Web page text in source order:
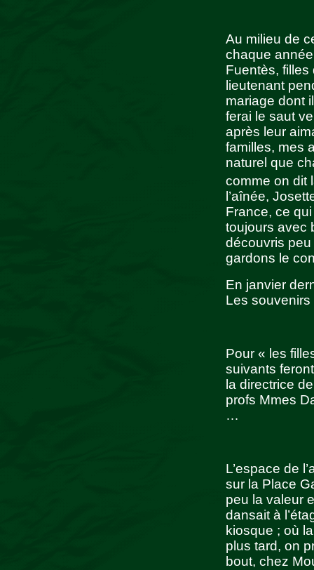
Au milieu de
chaque
Fuentès, filles
lieutenant
mariage dont
ferai le saut
après leur
familles, mes
naturel que
comme on dit
l’aînée,
France, ce
toujours avec
découvris
gardons le
En janvier
Les
Pour « les
suivants
la directrice
profs Mmes
…
L’espace de
sur la Place
peu la valeur
dansait à
kiosque ; où
plus tard, on
bout, chez